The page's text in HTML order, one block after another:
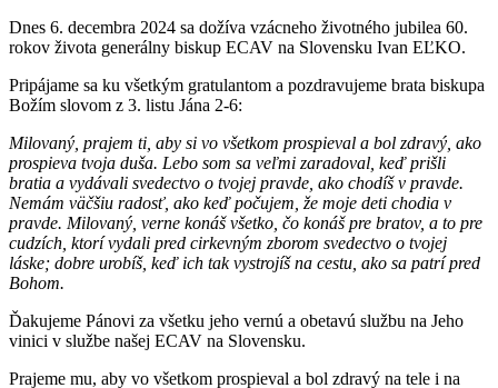
Dnes 6. decembra 2024 sa dožíva vzácneho životného jubilea 60.
rokov života generálny biskup ECAV na Slovensku Ivan EĽKO.
Pripájame sa ku všetkým gratulantom a pozdravujeme brata biskupa
Božím slovom z 3. listu Jána 2-6:
Milovaný, prajem ti, aby si vo všetkom prospieval a bol zdravý, ako
prospieva tvoja duša. Lebo som sa veľmi zaradoval, keď prišli
bratia a vydávali svedectvo o tvojej pravde, ako chodíš v pravde.
Nemám väčšiu radosť, ako keď počujem, že moje deti chodia v
pravde. Milovaný, verne konáš všetko, čo konáš pre bratov, a to pre
cudzích, ktorí vydali pred cirkevným zborom svedectvo o tvojej
láske; dobre urobíš, keď ich tak vystrojíš na cestu, ako sa patrí pred
Bohom.
Ďakujeme Pánovi za všetku jeho vernú a obetavú službu na Jeho
vinici v službe našej ECAV na Slovensku.
Prajeme mu, aby vo všetkom prospieval a bol zdravý na tele i na